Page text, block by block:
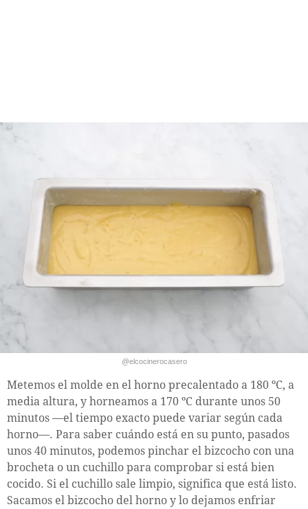
@elcocinerocasero
Metemos el molde en el horno precalentado a 180 ºC, a
media altura, y horneamos a 170 ºC durante unos 50
minutos —el tiempo exacto puede variar según cada
horno—. Para saber cuándo está en su punto, pasados
unos 40 minutos, podemos pinchar el bizcocho con una
brocheta o un cuchillo para comprobar si está bien
cocido. Si el cuchillo sale limpio, significa que está listo.
Sacamos el bizcocho del horno y lo dejamos enfriar